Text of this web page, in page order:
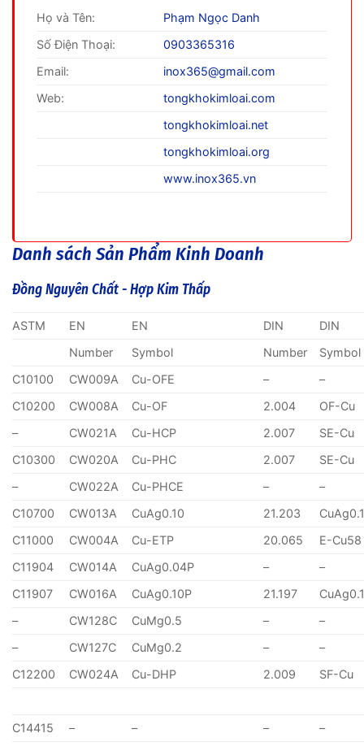
Họ và Tên:
Phạm Ngọc Danh
Số Điện Thoại:
0903365316
Email:
inox365@gmail.com
Web:
tongkhokimloai.com
tongkhokimloai.net
tongkhokimloai.org
www.inox365.vn
Danh sách Sản Phẩm Kinh Doanh
Đồng Nguyên Chất - Hợp Kim Thấp
ASTM EN EN DIN
DIN
Number
Symbol Number
Symbol
C10100
CW009A Cu-OFE –
–
C10200
CW008A Cu-OF 2.004
OF-Cu
–
CW021A Cu-HCP 2.007
SE-Cu
C10300
CW020A Cu-PHC 2.007
SE-Cu
–
CW022A Cu-PHCE –
–
C10700
CW013A CuAg0.10 21.203
C11000
CW004A Cu-ETP 20.065
E-Cu58
C11904
CW014A CuAg0.04P –
–
C11907
CW016A CuAg0.10P 21.197
–
CW128C CuMg0.5 –
–
–
CW127C CuMg0.2 –
–
C12200
CW024A Cu-DHP 2.009 SF-Cu
C14415 – – –
–